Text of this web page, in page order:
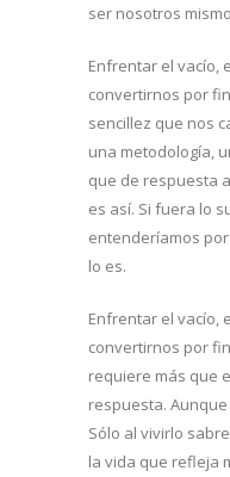
ser nosotros
Enfrentar el vacío,
convertirnos por
sencillez que nos
una metodología,
que de respuesta
es así. Si fuera lo
entenderíamos
lo es.
Enfrentar el vacío,
convertirnos por
requiere más que
respuesta.
Sólo al vivirlo
la vida que refleja